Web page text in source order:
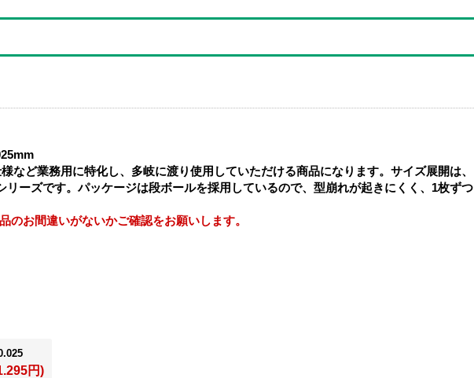
など業務用に特化し、多岐に渡り使用していただける商品になります。サイズ展開は、
ーズです。パッケージは段ボールを採用しているので、型崩れが起きにくく、1枚ずつ
お間違いがないかご確認をお願いします。
円)